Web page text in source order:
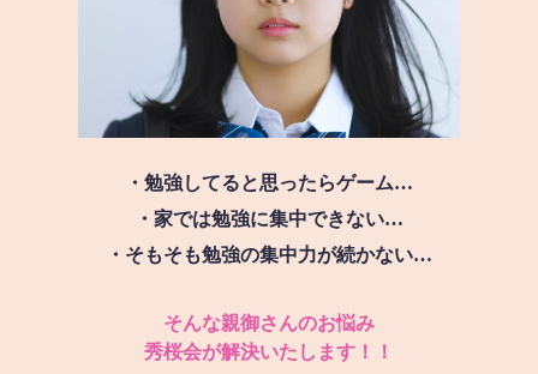
・勉強してると思ったらゲーム…
・家では勉強に集中できない…
・そもそも勉強の集中力が続かない…
そんな親御さんのお悩み
秀桜会が解決いたします！！